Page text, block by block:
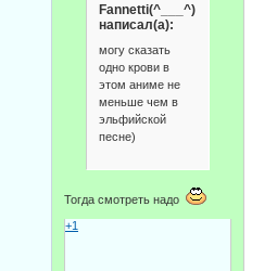
Fannetti(^___^)
написал(а):
могу сказать
одно крови в
этом аниме не
меньше чем в
эльфийской
песне)
Тогда смотреть надо
+1